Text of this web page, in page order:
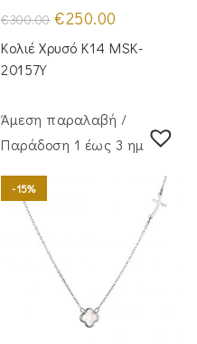
€300.00 Original
price
was:
€300.00.
€250.00
τιμή
είναι:
Κολιέ Χρυσό Κ14 MSK-
20157Y
Άμεση παραλαβή /
Παράδoση 1 έως 3 ημέρες
-15%